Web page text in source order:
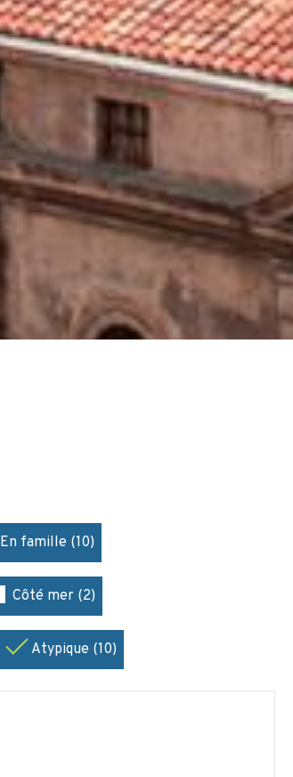
En famille (10)
Côté mer (2)
Atypique (10)